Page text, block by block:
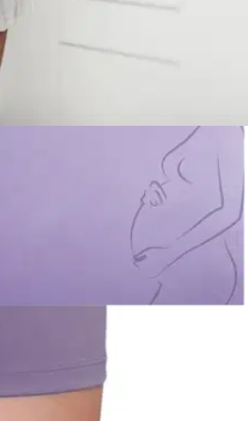
tai noutopisteeseenAlk. 0 €
€:n tilauksille
tai